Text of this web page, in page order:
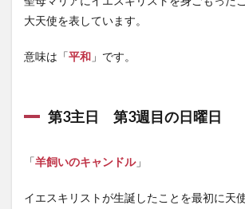
大天使を表しています。
意味は「平和 」です。
第3主日 第3週目の日曜日
「羊飼いのキャンドル」
イエスキリストが生誕したことを最初に天